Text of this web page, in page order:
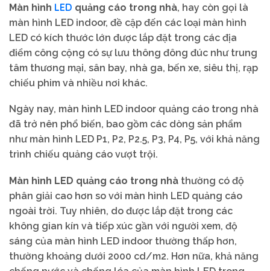
Màn hình LED quảng cáo trong nhà, hay còn gọi là
màn hình LED indoor, đề cập đến các loại màn hình
LED có kích thước lớn được lắp đặt trong các địa
điểm công cộng có sự lưu thông đông đúc như trung
tâm thương mại, sân bay, nhà ga, bến xe, siêu thị, rạp
chiếu phim và nhiều nơi khác.
Ngày nay, màn hình LED indoor quảng cáo trong nhà
đã trở nên phổ biến, bao gồm các dòng sản phẩm
như màn hình LED P1, P2, P2.5, P3, P4, P5, với khả năng
trình chiếu quảng cáo vượt trội.
Màn hình LED quảng cáo trong nhà thường có độ
phân giải cao hơn so với màn hình LED quảng cáo
ngoài trời. Tuy nhiên, do được lắp đặt trong các
không gian kín và tiếp xúc gần với người xem, độ
sáng của màn hình LED indoor thường thấp hơn,
thường khoảng dưới 2000 cd/m2. Hơn nữa, khả năng